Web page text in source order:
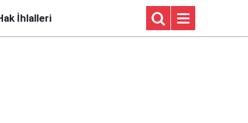
İhlalleri